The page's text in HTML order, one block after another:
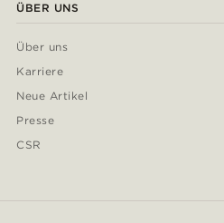
ÜBER UNS
Über uns
Karriere
Neue Artikel
Presse
CSR